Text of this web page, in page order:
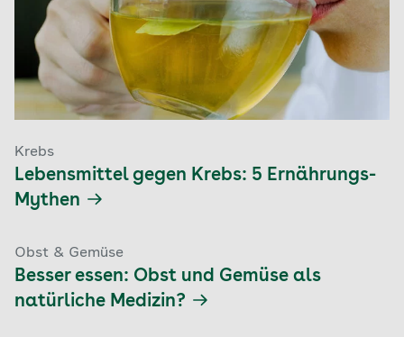
Krebs
Lebensmittel gegen Krebs: 5 Ernährungs-
Mythen
Obst & Gemüse
Besser essen: Obst und Gemüse als
natürliche Medizin?